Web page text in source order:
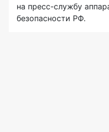
на пресс-службу
безопасности РФ.